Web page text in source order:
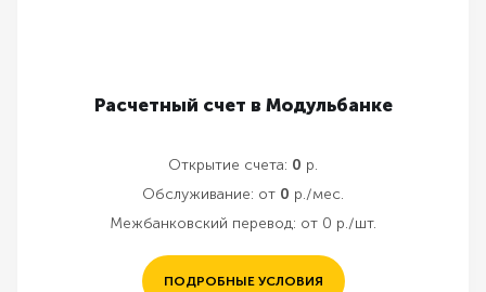
Расчетный счет в Модульбанке
Открытие счета: 0 р.
Обслуживание: от 0 р./мес.
Межбанковский перевод: от 0 р./шт.
ПОДРОБНЫЕ УСЛОВИЯ